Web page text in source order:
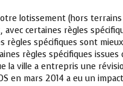
lotissement (hors
avec certaines règles
règles spécifiques sont
règles spécifiques
la ville a entrepris une
en mars 2014 a eu un